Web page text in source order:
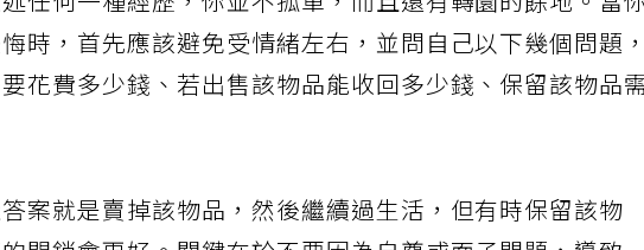
任何一種經歷，你並不孤單，而且還有轉圜的餘地。當
時，首先應該避免受情緒左右，並問自己以下幾個問題
花費多少錢、若出售該物品能收回多少錢、保留該物品
案就是賣掉該物品，然後繼續過生活，但有時保留該物